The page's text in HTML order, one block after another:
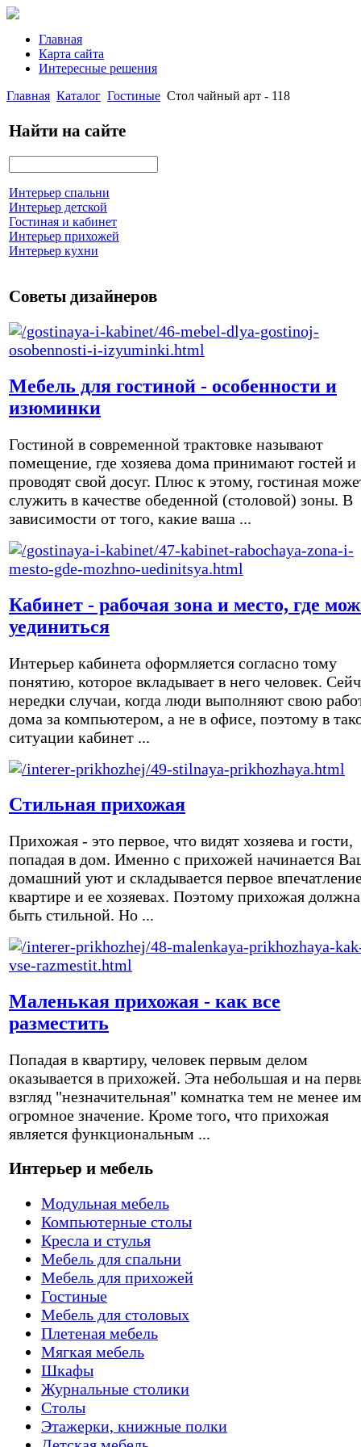
Главная
Карта сайта
Интересные решения
Главная Каталог Гостиные Стол чайный арт - 118
Найти на сайте
Интерьер спальни
Интерьер детской
Гостиная и кабинет
Интерьер прихожей
Интерьер кухни
Советы дизайнеров
Мебель для гостиной - особенности и
изюминки
Гостиной в современной трактовке называют
помещение, где хозяева дома принимают гостей и
проводят свой досуг. Плюс к этому, гостиная
служить в качестве обеденной (столовой) зоны. В
зависимости от того, какие ваша ...
Кабинет - рабочая зона и место, где
уединиться
Интерьер кабинета оформляется согласно тому
понятию, которое вкладывает в него человек.
нередки случаи, когда люди выполняют свою
дома за компьютером, а не в офисе, поэтому в
ситуации кабинет ...
Стильная прихожая
Прихожая - это первое, что видят хозяева и гости,
попадая в дом. Именно с прихожей начинается
домашний уют и складывается первое
квартире и ее хозяевах. Поэтому прихожая должна
быть стильной. Но ...
Маленькая прихожая - как все
разместить
Попадая в квартиру, человек первым делом
оказывается в прихожей. Эта небольшая и на
взгляд "незначительная" комнатка тем не менее
огромное значение. Кроме того, что прихожая
является функциональным ...
Интерьер и мебель
Модульная мебель
Компьютерные столы
Кресла и стулья
Мебель для спальни
Мебель для прихожей
Гостиные
Мебель для столовых
Плетеная мебель
Мягкая мебель
Шкафы
Журнальные столики
Столы
Этажерки, книжные полки